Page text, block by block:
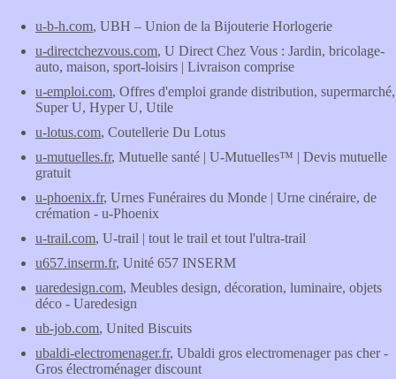
u-b-h.com, UBH – Union de la Bijouterie Horlogerie
u-directchezvous.com, U Direct Chez Vous : Jardin, bricolage-
auto, maison, sport-loisirs | Livraison comprise
u-emploi.com, Offres d'emploi grande distribution, supermarché,
Super U, Hyper U, Utile
u-lotus.com, Coutellerie Du Lotus
u-mutuelles.fr, Mutuelle santé | U-Mutuelles™ | Devis mutuelle
gratuit
u-phoenix.fr, Urnes Funéraires du Monde | Urne cinéraire, de
crémation - u-Phoenix
u-trail.com, U-trail | tout le trail et tout l'ultra-trail
u657.inserm.fr, Unité 657 INSERM
uaredesign.com, Meubles design, décoration, luminaire, objets
déco - Uaredesign
ub-job.com, United Biscuits
ubaldi-electromenager.fr, Ubaldi gros electromenager pas cher -
Gros électroménager discount